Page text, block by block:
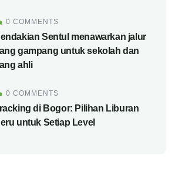
0 COMMENTS
Sentul menawarkan jalur
gampang untuk sekolah dan
ahli
0 COMMENTS
di Bogor: Pilihan Liburan
untuk Setiap Level